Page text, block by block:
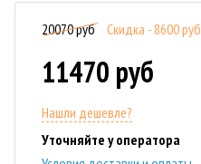
20070 руб Скидка - 8600 руб
11470 руб
Нашли дешевле?
Уточняйте у оператора